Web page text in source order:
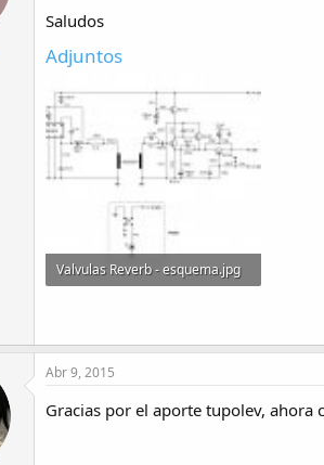
Saludos
Adjuntos
Valvulas Reverb - esquema.jpg
Abr 9, 2015
Gracias por el aporte tupolev,